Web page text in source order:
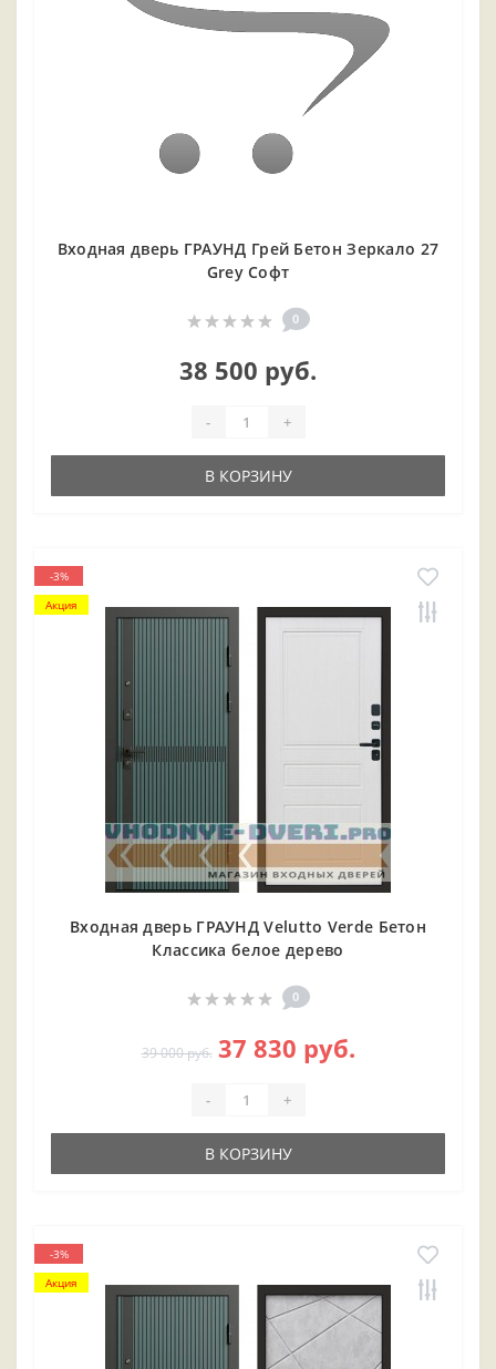
Входная дверь ГРАУНД Грей Бетон Зеркало 27
Grey Софт
0
38 500 руб.
- +
В КОРЗИНУ
-3%
Акция
Входная дверь ГРАУНД Velutto Verde Бетон
Классика белое дерево
0
39 000 руб. 37 830 руб.
- +
В КОРЗИНУ
-3%
Акция